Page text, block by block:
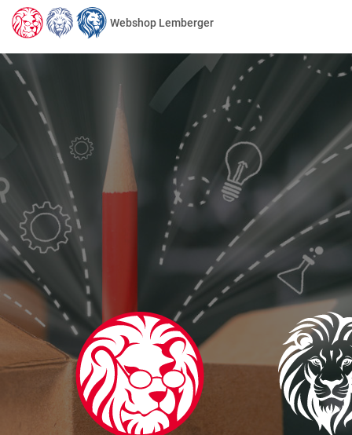
Webshop Lemberger